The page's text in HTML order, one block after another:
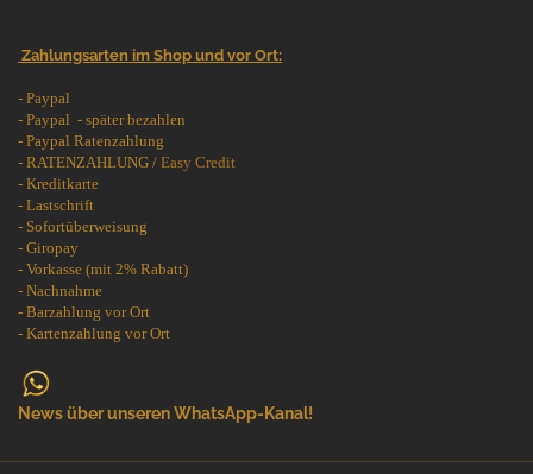
Zahlungsarten im Shop und vor Ort:
- Paypal
- Paypal - später bezahlen
- Paypal Ratenzahlung
- RATENZAHLUNG / Easy Credit
- Kreditkarte
- Lastschrift
- Sofortüberweisung
- Giropay
- Vorkasse (mit 2% Rabatt)
- Nachnahme
- Barzahlung vor Ort
- Kartenzahlung vor Ort
News über unseren WhatsApp-Kanal!